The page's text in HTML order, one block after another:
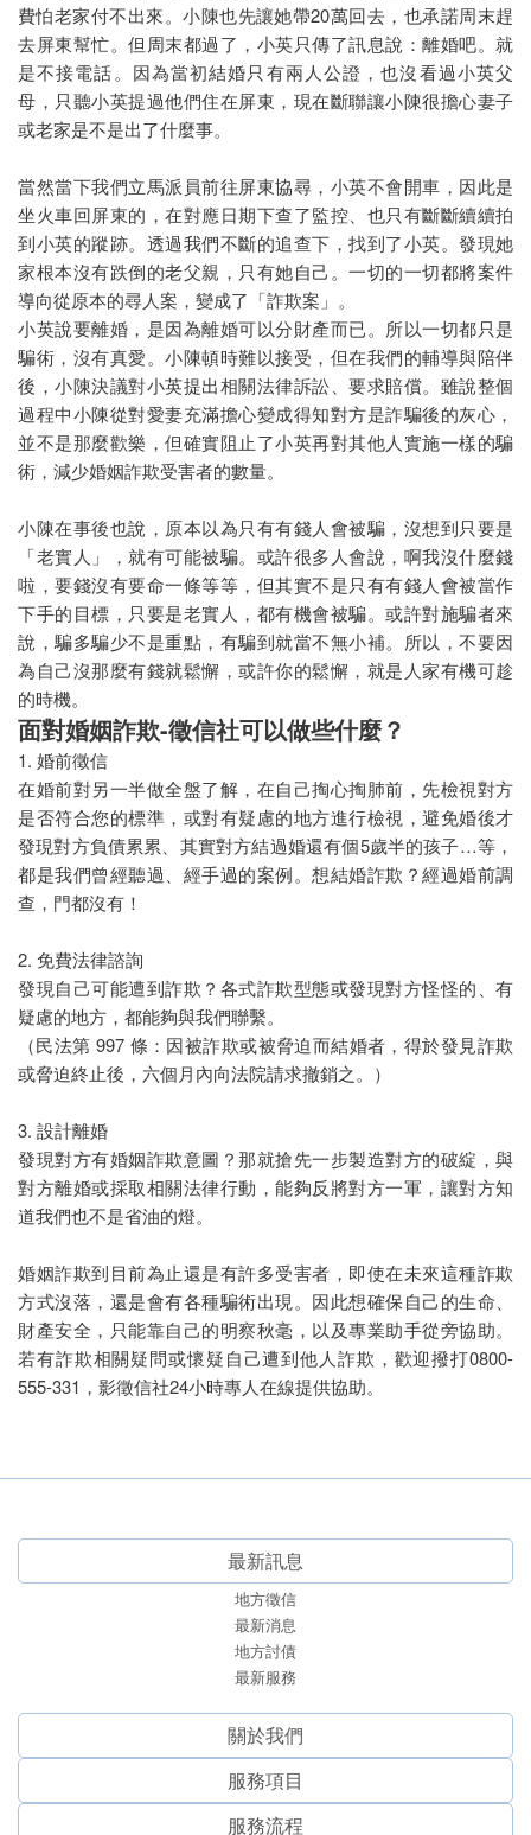
費怕老家付不出來。小陳也先讓她帶20萬回去，也承諾周末趕
去屏東幫忙。但周末都過了，小英只傳了訊息說：離婚吧。就
是不接電話。因為當初結婚只有兩人公證，也沒看過小英父
母，只聽小英提過他們住在屏東，現在斷聯讓小陳很擔心妻子
或老家是不是出了什麼事。
當然當下我們立馬派員前往屏東協尋，小英不會開車，因此是
坐火車回屏東的，在對應日期下查了監控、也只有斷斷續續拍
到小英的蹤跡。透過我們不斷的追查下，找到了小英。發現她
家根本沒有跌倒的老父親，只有她自己。一切的一切都將案件
導向從原本的尋人案，變成了「詐欺案」。
小英說要離婚，是因為離婚可以分財產而已。所以一切都只是
騙術，沒有真愛。小陳頓時難以接受，但在我們的輔導與陪伴
後，小陳決議對小英提出相關法律訴訟、要求賠償。雖說整個
過程中小陳從對愛妻充滿擔心變成得知對方是詐騙後的灰心，
並不是那麼歡樂，但確實阻止了小英再對其他人實施一樣的騙
術，減少婚姻詐欺受害者的數量。
小陳在事後也說，原本以為只有有錢人會被騙，沒想到只要是
「老實人」，就有可能被騙。或許很多人會說，啊我沒什麼錢
啦，要錢沒有要命一條等等，但其實不是只有有錢人會被當作
下手的目標，只要是老實人，都有機會被騙。或許對施騙者來
說，騙多騙少不是重點，有騙到就當不無小補。所以，不要因
為自己沒那麼有錢就鬆懈，或許你的鬆懈，就是人家有機可趁
的時機。
面對婚姻詐欺-徵信社可以做些什麼？
1. 婚前徵信
在婚前對另一半做全盤了解，在自己掏心掏肺前，先檢視對方
是否符合您的標準，或對有疑慮的地方進行檢視，避免婚後才
發現對方負債累累、其實對方結過婚還有個5歲半的孩子…等，
都是我們曾經聽過、經手過的案例。想結婚詐欺？經過婚前調
查，門都沒有！
2. 免費法律諮詢
發現自己可能遭到詐欺？各式詐欺型態或發現對方怪怪的、有
疑慮的地方，都能夠與我們聯繫。
（民法第 997 條：因被詐欺或被脅迫而結婚者，得於發見詐欺
或脅迫終止後，六個月內向法院請求撤銷之。）
3. 設計離婚
發現對方有婚姻詐欺意圖？那就搶先一步製造對方的破綻，與
對方離婚或採取相關法律行動，能夠反將對方一軍，讓對方知
道我們也不是省油的燈。
婚姻詐欺到目前為止還是有許多受害者，即使在未來這種詐欺
方式沒落，還是會有各種騙術出現。因此想確保自己的生命、
財產安全，只能靠自己的明察秋毫，以及專業助手從旁協助。
若有詐欺相關疑問或懷疑自己遭到他人詐欺，歡迎撥打0800-
555-331，影徵信社24小時專人在線提供協助。
最新訊息
地方徵信
最新消息
地方討債
最新服務
關於我們
服務項⽬
服務流程